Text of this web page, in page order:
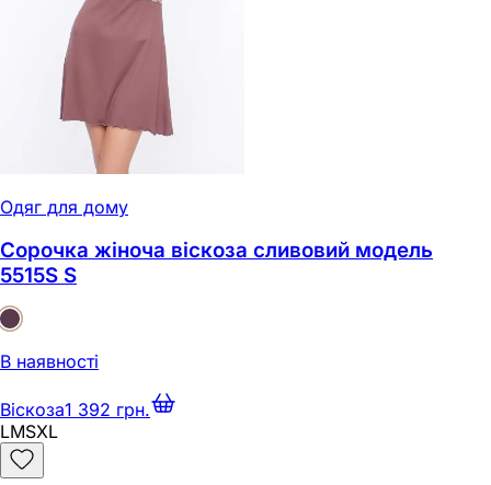
Одяг для дому
Сорочка жіноча віскоза сливовий модель
5515S S
В наявності
Віскоза1 392 грн.
LMSXL